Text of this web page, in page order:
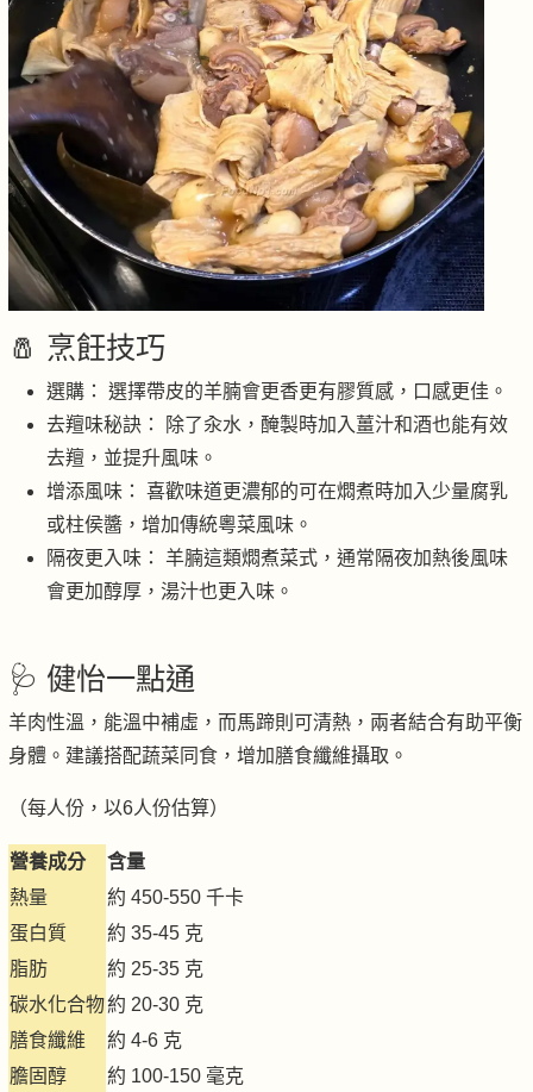
🧂 烹飪技巧
選購： 選擇帶皮的羊腩會更香更有膠質感，口感更佳。
去羶味秘訣： 除了汆水，醃製時加入薑汁和酒也能有效
去羶，並提升風味。
增添風味： 喜歡味道更濃郁的可在燜煮時加入少量腐乳
或柱侯醬，增加傳統粵菜風味。
隔夜更入味： 羊腩這類燜煮菜式，通常隔夜加熱後風味
會更加醇厚，湯汁也更入味。
🩺 健怡一點通
羊肉性溫，能溫中補虛，而馬蹄則可清熱，兩者結合有助平衡
身體。建議搭配蔬菜同食，增加膳食纖維攝取。
（每人份，以6人份估算）
營養成分
含量
熱量
約 450-550 千卡
蛋白質
約 35-45 克
脂肪
約 25-35 克
碳水化合物約 20-30 克
膳食纖維
約 4-6 克
膽固醇
約 100-150 毫克